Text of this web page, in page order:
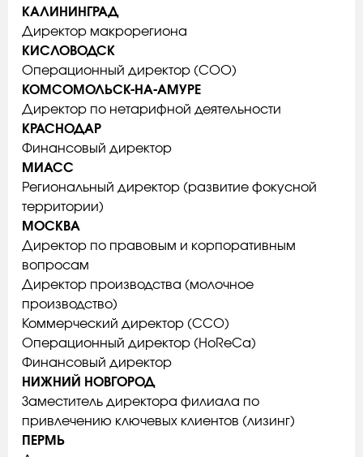
КАЛИНИНГРАД
Директор макрорегиона
КИСЛОВОДСК
Операционный директор (COO)
КОМСОМОЛЬСК-НА-АМУРЕ
Директор по нетарифной деятельности
КРАСНОДАР
Финансовый директор
МИАСС
Региональный директор (развитие фокусной
территории)
МОСКВА
Директор по правовым и корпоративным
вопросам
Директор производства (молочное
производство)
Коммерческий директор (CCO)
Операционный директор (HoReCa)
Финансовый директор
НИЖНИЙ НОВГОРОД
Заместитель директора филиала по
привлечению ключевых клиентов (лизинг)
ПЕРМЬ